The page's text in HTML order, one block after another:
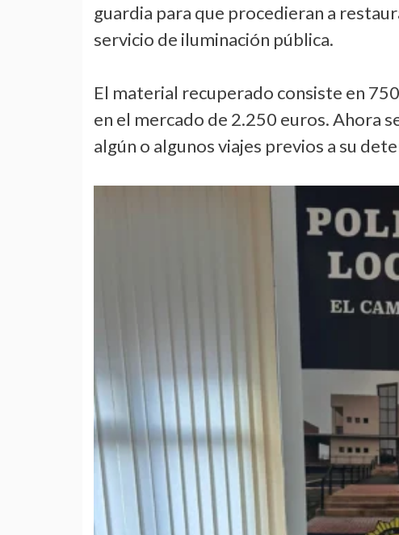
guardia para que procedieran a
servicio de iluminación pública.
El material recuperado consiste en
en el mercado de 2.250 euros. Ahora
algún o algunos viajes previos a su